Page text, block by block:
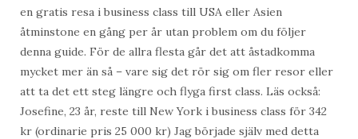
en gratis resa i business class till USA eller Asien
åtminstone en gång per år utan problem om du följer
denna guide. För de allra flesta går det att åstadkomma
mycket mer än så – vare sig det rör sig om fler resor eller
att ta det ett steg längre och flyga first class. Läs också:
Josefine, 23 år, reste till New York i business class för 342
kr (ordinarie pris 25 000 kr) Jag började själv med detta